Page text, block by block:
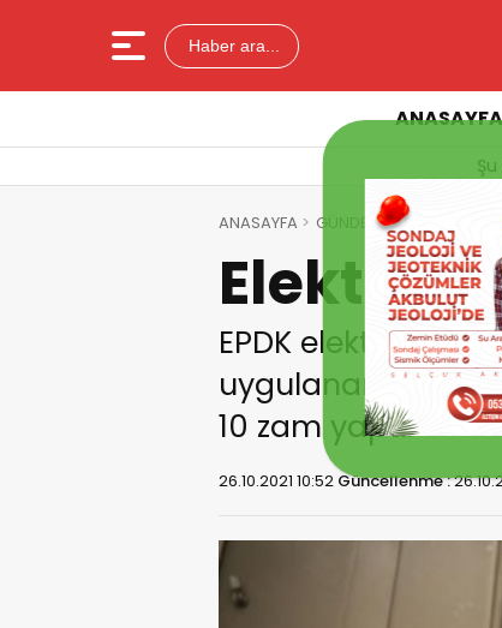
Haber ara...
ANASAYFA
ANASAYFA GÜNDEM Elektriğe
Elektriğe
EPDK elektrik
uygulanan ve son
10 zam yaptı.
26.10.2021 10:52 Güncellenme :